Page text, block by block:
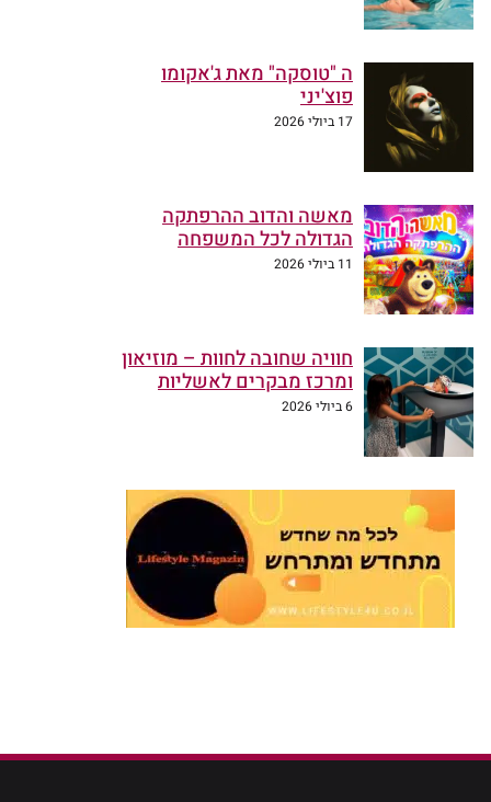
ה "טוסקה" מאת ג'אקומו
פוצ'יני
17 ביולי 2026
מאשה והדוב ההרפתקה
הגדולה לכל המשפחה
11 ביולי 2026
חוויה שחובה לחוות – מוזיאון
ומרכז מבקרים לאשליות
6 ביולי 2026